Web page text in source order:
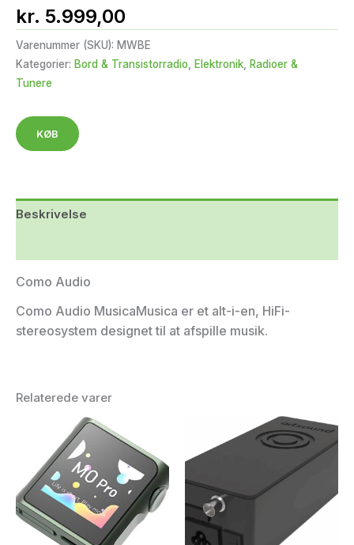
kr. 5.999,00
Varenummer (SKU): MWBE
Kategorier: Bord & Transistorradio Elektronik
Radioer &
Tunere
KØB
Beskrivelse
Como Audio
Como Audio MusicaMusica er et alt-i-en, HiFi-
stereosystem designet til at afspille musik.
Relaterede varer